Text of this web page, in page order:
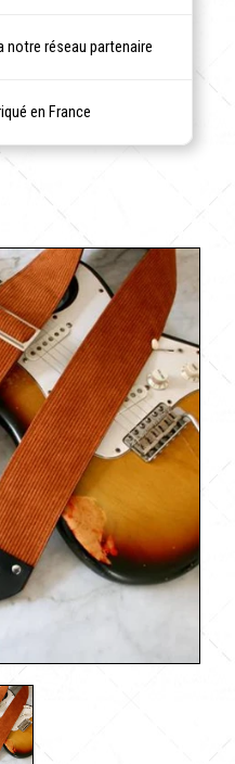
notre réseau partenaire
en France